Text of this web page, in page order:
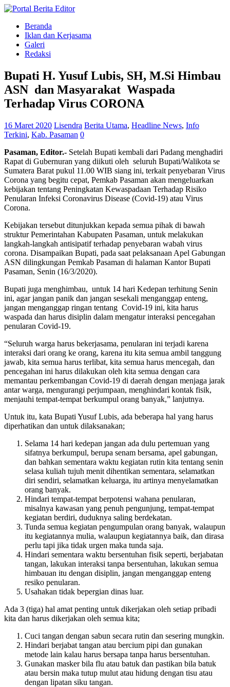
Beranda
Iklan dan Kerjasama
Galeri
Redaksi
Bupati H. Yusuf Lubis, SH, M.Si Himbau
ASN dan Masyarakat Waspada
Terhadap Virus CORONA
16 Maret 2020 Lisendra Berita Utama, Headline News, Info
Terkini, Kab. Pasaman 0
Pasaman, Editor.- Setelah Bupati kembali dari Padang menghadiri
Rapat di Gubernuran yang diikuti oleh seluruh Bupati/Walikota se
Sumatera Barat pukul 11.00 WIB siang ini, terkait penyebaran Virus
Corona yang begitu cepat, Pemkab Pasaman akan mengeluarkan
kebijakan tentang Peningkatan Kewaspadaan Terhadap Risiko
Penularan Infeksi Coronavirus Disease (Covid-19) atau Virus
Corona.
Kebijakan tersebut ditunjukkan kepada semua pihak di bawah
struktur Pemerintahan Kabupaten Pasaman, untuk melakukan
langkah-langkah antisipatif terhadap penyebaran wabah virus
corona. Disampaikan Bupati, pada saat pelaksanaan Apel Gabungan
ASN dilingkungan Pemkab Pasaman di halaman Kantor Bupati
Pasaman, Senin (16/3/2020).
Bupati juga menghimbau, untuk 14 hari Kedepan terhitung Senin
ini, agar jangan panik dan jangan sesekali menganggap enteng,
jangan menganggap ringan tentang Covid-19 ini, kita harus
waspada dan harus disiplin dalam mengatur interaksi pencegahan
penularan Covid-19.
“Seluruh warga harus bekerjasama, penularan ini terjadi karena
interaksi dari orang ke orang, karena itu kita semua ambil tanggung
jawab, kita semua harus terlibat, kita semua harus mencegah, dan
pencegahan ini harus dilakukan oleh kita semua dengan cara
memantau perkembangan Covid-19 di daerah dengan menjaga jarak
antar warga, mengurangi perjumpaan, menghindari kontak fisik,
menjauhi tempat-tempat berkumpul orang banyak,” lanjutnya.
Untuk itu, kata Bupati Yusuf Lubis, ada beberapa hal yang harus
diperhatikan dan untuk dilaksanakan;
Selama 14 hari kedepan jangan ada dulu pertemuan yang
sifatnya berkumpul, berupa senam bersama, apel gabungan,
dan bahkan sementara waktu kegiatan rutin kita tentang senin
selasa kuliah tujuh menit dihentikan sementara, selamatkan
diri sendiri, selamatkan keluarga, itu artinya menyelamatkan
orang banyak.
Hindari tempat-tempat berpotensi wahana penularan,
misalnya kawasan yang penuh pengunjung, tempat-tempat
kegiatan berdiri, duduknya saling berdekatan.
Tunda semua kegiatan pengumpulan orang banyak, walaupun
itu kegiatannya mulia, walaupun kegiatannya baik, dan dirasa
perlu tapi jika tidak urgen maka tunda saja.
Hindari sementara waktu bersentuhan fisik seperti, berjabatan
tangan, lakukan interaksi tanpa bersentuhan, lakukan semua
himbauan itu dengan disiplin, jangan menganggap enteng
resiko penularan.
Usahakan tidak bepergian dinas luar.
Ada 3 (tiga) hal amat penting untuk dikerjakan oleh setiap pribadi
kita dan harus dikerjakan oleh semua kita;
Cuci tangan dengan sabun secara rutin dan sesering mungkin.
Hindari berjabat tangan atau bercium pipi dan gunakan
metode lain kalau harus bersapa tanpa harus bersentuhan.
Gunakan masker bila flu atau batuk dan pastikan bila batuk
atau bersin maka tutup mulut atau hidung dengan tisu atau
dengan lipatan siku tangan.